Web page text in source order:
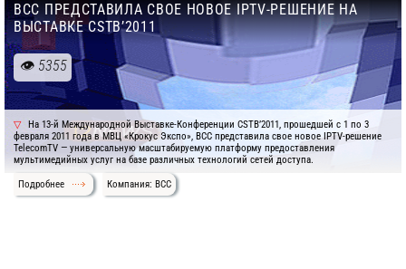
BCC ПРЕДСТАВИЛА СВОЕ НОВОЕ IPTV-РЕШЕНИЕ НА
ВЫСТАВКЕ CSTB’2011
5355
На 13-й Международной Выставке-Конференции CSTB’2011, прошедшей с 1 по 3
февраля 2011 года в МВЦ «Крокус Экспо», BCC представила свое новое IPTV-решение
TelecomTV — универсальную масштабируемую платформу предоставления
мультимедийных услуг на базе различных технологий сетей доступа.
Подробнее Компания: BCC